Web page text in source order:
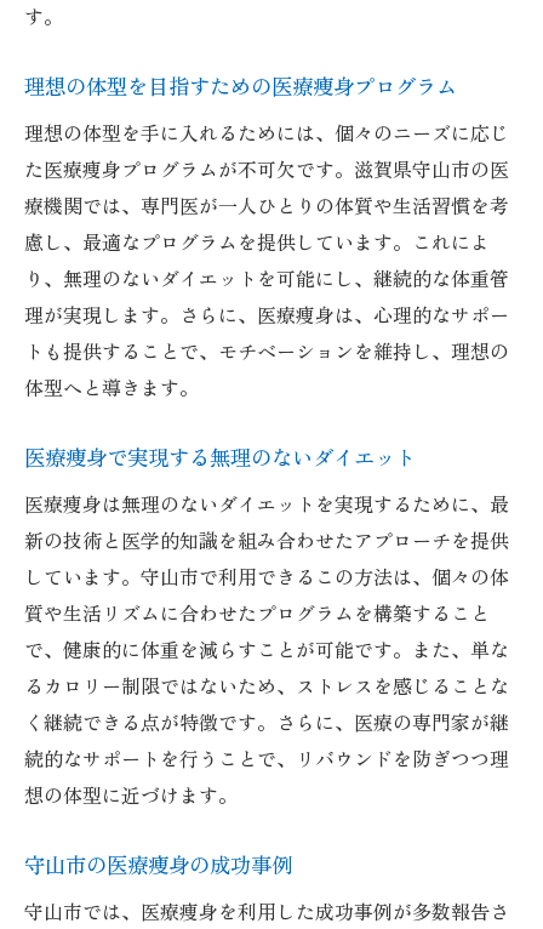
トレンドに沿った痩身アプローチの紹介
守山市の痩身事情を徹底分析
健康を考慮した医療痩身で持続可能なダイエッ
ト
持続可能なダイエットを支える医療痩身
健康面を重視した痩身プログラムの実施
医療痩身による長期的な体型維持のコツ
健康的な生活スタイルを支援する痩身法
守山市における健康的な痩身の実践
守山市での医療痩身が提供する新しい体型作り
の可能性
新しい体型作りを可能にする医療痩身の技
医療痩身が提供する多彩な体型改善プラン
守山市で実現する理想の体型への道
医療痩身がもたらす体型改善の未来
新たな視点での体型作りと医療痩身
性
す。
理想の体型を目指すための医療痩身プログラム
理想の体型を手に入れるためには、個々のニーズに応じ
た医療痩身プログラムが不可欠です。滋賀県守山市の医
療機関では、専門医が一人ひとりの体質や生活習慣を考
慮し、最適なプログラムを提供しています。これによ
り、無理のないダイエットを可能にし、継続的な体重管
理が実現します。さらに、医療痩身は、心理的なサポー
トも提供することで、モチベーションを維持し、理想の
体型へと導きます。
医療痩身で実現する無理のないダイエット
医療痩身は無理のないダイエットを実現するために、最
新の技術と医学的知識を組み合わせたアプローチを提供
しています。守山市で利用できるこの方法は、個々の体
質や生活リズムに合わせたプログラムを構築すること
で、健康的に体重を減らすことが可能です。また、単な
るカロリー制限ではないため、ストレスを感じることな
く継続できる点が特徴です。さらに、医療の専門家が継
続的なサポートを行うことで、リバウンドを防ぎつつ理
想の体型に近づけます。
守山市の医療痩身の成功事例
守山市では、医療痩身を利用した成功事例が多数報告さ